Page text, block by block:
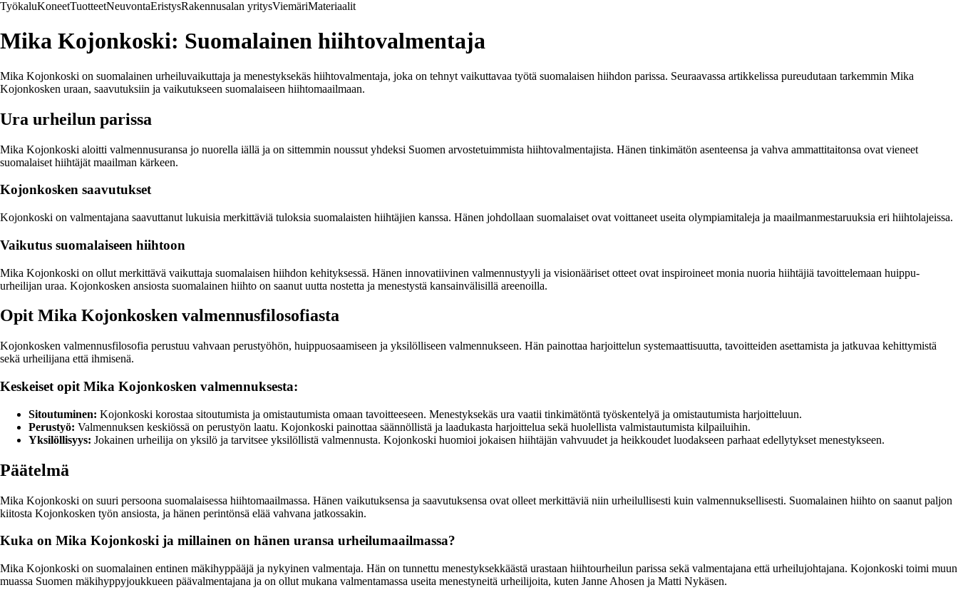
TyökaluKoneetTuotteetNeuvontaEristysRakennusalan yritysViemäriMateriaalit
Mika Kojonkoski: Suomalainen hiihtovalmentaja
Mika Kojonkoski on suomalainen urheiluvaikuttaja ja menestyksekäs hiihtovalmentaja, joka on tehnyt vaikuttavaa työtä suomalaisen hiihdon parissa. Seuraavassa artikkelissa pureudutaan tarkemmin Mika
Kojonkosken uraan, saavutuksiin ja vaikutukseen suomalaiseen hiihtomaailmaan.
Ura urheilun parissa
Mika Kojonkoski aloitti valmennusuransa jo nuorella iällä ja on sittemmin noussut yhdeksi Suomen arvostetuimmista hiihtovalmentajista. Hänen tinkimätön asenteensa ja vahva ammattitaitonsa ovat vieneet
suomalaiset hiihtäjät maailman kärkeen.
Kojonkosken saavutukset
Kojonkoski on valmentajana saavuttanut lukuisia merkittäviä tuloksia suomalaisten hiihtäjien kanssa. Hänen johdollaan suomalaiset ovat voittaneet useita olympiamitaleja ja maailmanmestaruuksia eri hiihtolajeissa.
Vaikutus suomalaiseen hiihtoon
Mika Kojonkoski on ollut merkittävä vaikuttaja suomalaisen hiihdon kehityksessä. Hänen innovatiivinen valmennustyyli ja visionääriset otteet ovat inspiroineet monia nuoria hiihtäjiä tavoittelemaan huippu-
urheilijan uraa. Kojonkosken ansiosta suomalainen hiihto on saanut uutta nostetta ja menestystä kansainvälisillä areenoilla.
Opit Mika Kojonkosken valmennusfilosofiasta
Kojonkosken valmennusfilosofia perustuu vahvaan perustyöhön, huippuosaamiseen ja yksilölliseen valmennukseen. Hän painottaa harjoittelun systemaattisuutta, tavoitteiden asettamista ja jatkuvaa kehittymistä
sekä urheilijana että ihmisenä.
Keskeiset opit Mika Kojonkosken valmennuksesta:
Sitoutuminen: Kojonkoski korostaa sitoutumista ja omistautumista omaan tavoitteeseen. Menestyksekäs ura vaatii tinkimätöntä työskentelyä ja omistautumista harjoitteluun.
Perustyö: Valmennuksen keskiössä on perustyön laatu. Kojonkoski painottaa säännöllistä ja laadukasta harjoittelua sekä huolellista valmistautumista kilpailuihin.
Yksilöllisyys: Jokainen urheilija on yksilö ja tarvitsee yksilöllistä valmennusta. Kojonkoski huomioi jokaisen hiihtäjän vahvuudet ja heikkoudet luodakseen parhaat edellytykset menestykseen.
Päätelmä
Mika Kojonkoski on suuri persoona suomalaisessa hiihtomaailmassa. Hänen vaikutuksensa ja saavutuksensa ovat olleet merkittäviä niin urheilullisesti kuin valmennuksellisesti. Suomalainen hiihto on saanut paljon
kiitosta Kojonkosken työn ansiosta, ja hänen perintönsä elää vahvana jatkossakin.
Kuka on Mika Kojonkoski ja millainen on hänen uransa urheilumaailmassa?
Mika Kojonkoski on suomalainen entinen mäkihyppääjä ja nykyinen valmentaja. Hän on tunnettu menestyksekkäästä urastaan hiihtourheilun parissa sekä valmentajana että urheilujohtajana. Kojonkoski toimi muun
muassa Suomen mäkihyppyjoukkueen päävalmentajana ja on ollut mukana valmentamassa useita menestyneitä urheilijoita, kuten Janne Ahosen ja Matti Nykäsen.